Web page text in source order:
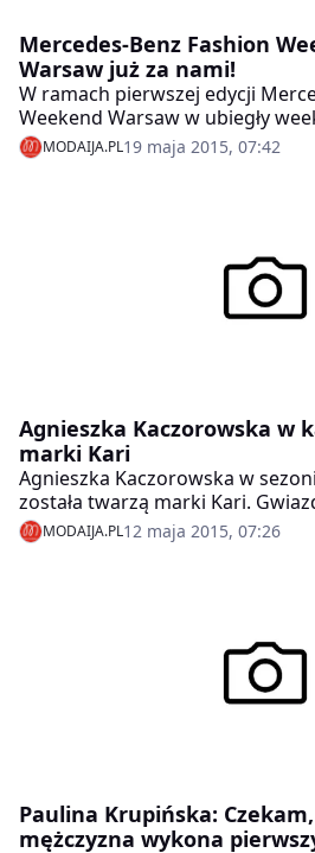
Mercedes-Benz Fashion
Warsaw już za nami!
W ramach pierwszej edycji
Weekend Warsaw w ubiegły
odbyło się 25 pokazów polskich i
projektantów, w tym
MODAIJA.PL19 maja 2015, 07:42
Agnieszka Kaczorowska w
marki Kari
Agnieszka Kaczorowska w
została twarzą marki Kari.
advertoriali w
magazynach. Współpraca z
MODAIJA.PL12 maja 2015, 07:26
Paulina Krupińska:
mężczyzna wykona